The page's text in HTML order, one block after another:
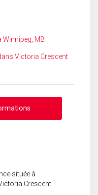
Winnipeg, MB
Victoria Crescent
située à
Crescent.